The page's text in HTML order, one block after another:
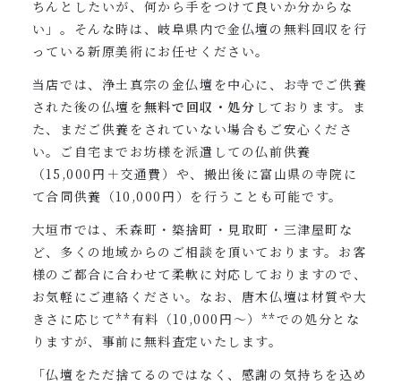
ちんとしたいが、何から手をつけて良いか分からな
い」。そんな時は、岐阜県内で金仏壇の無料回収を行
っている新原美術にお任せください。
当店では、浄土真宗の金仏壇を中心に、お寺でご供養
された後の仏壇を無料で回収・処分 しております。ま
た、まだご供養をされていない場合もご安心くださ
い。ご自宅までお坊様を派遣しての仏前供養
（15,000円＋交通費）や、搬出後に富山県の寺院に
て合同供養（10,000円）を行うことも可能です。
大垣市では、禾森町・築捨町・見取町・三津屋町な
ど、多くの地域からのご相談を頂いております。お客
様のご都合に合わせて柔軟に対応しておりますので、
お気軽にご連絡ください。なお、唐木仏壇は材質や大
きさに応じて**有料（10,000円〜）**での処分とな
りますが、事前に無料査定いたします。
「仏壇をただ捨てるのではなく、感謝の気持ちを込め